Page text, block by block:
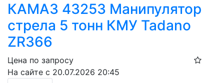
КАМАЗ 43253 Манипулятор
стрела 5 тонн КМУ Tadano
ZR366
Цена по запросу
На сайте с 20.07.2026 20:45